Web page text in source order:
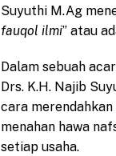
Suyuthi M.Ag
fauqol ilmi” atau
Dalam sebuah
Drs. K.H. Najib
cara
menahan hawa
setiap usaha.